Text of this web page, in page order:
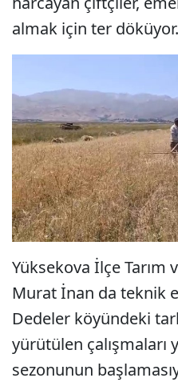
almak için ter döküyor.
Yüksekova İlçe
Murat İnan da teknik
Dedeler köyündeki
yürütülen çalışmaları
sezonunun